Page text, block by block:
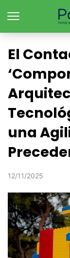
El
una
12/11/2025